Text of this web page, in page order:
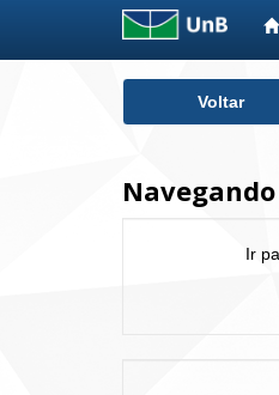
Voltar
Ir